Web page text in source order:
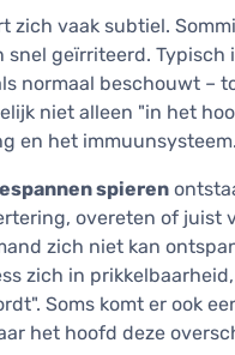
zich vaak subtiel.
geïrriteerd.
normaal beschouwt –
niet alleen "in het
en het immuunsysteem.
spieren
overeten of juist
zich niet kan
zich in
Soms komt er ook
het hoofd deze